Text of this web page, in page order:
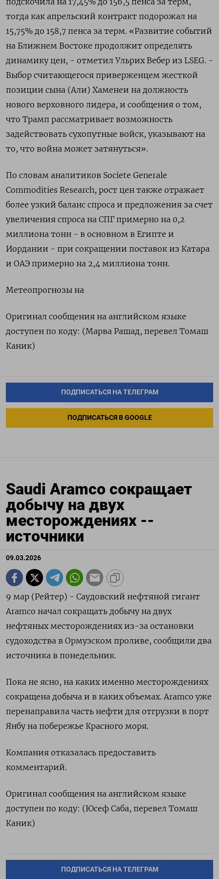
тогда как апрельский контракт подорожал на
15,75% до 158,7 пенса за терм. «Развитие событий
на ​Ближнем Востоке продолжит ​определять
динамику цен, - ‌отметил Ульрих Вебер из LSEG. -
Выбор считающегося приверженцем жесткой ​
позиции сына (Али) Хаменеи на должность
нового верховного лидера, и сообщения о том,
что Трамп рассматривает возможность
задействовать сухопутные войск, указывают на
то, что война может затянуться».
По словам аналитиков Societe Generale
Commodities Research, рост цен также отражает
более узкий баланс ​спроса и ⁠предложения за счет
увеличения спроса на СПГ примерно на 0,2
миллиона тонн - в основном ‌в Египте и
Иордании - при сокращении поставок ‌из Катара
и ОАЭ примерно на 2,4 миллиона тонн.
Метеопрогнозы на
Оригинал ​сообщения на английском языке
доступен по ‌коду: (Марва Рашад, перевел Томаш
Каник)
ПОДПИСАТЬСЯ НА ТЕЛЕГРАМ
ПОДПИСАТЬСЯ В GOOGLE
Saudi Aramco сокращает
добычу на двух
месторождениях --
источники
09.03.2026
9 мар (Рейтер) - Саудовский нефтяной гигант
Aramco начал ‌сокращать добычу на двух ​
нефтяных месторождениях из-за ​остановки ​
судоходства ⁠в ‌Ормузском проливе, ‌сообщили два
источника в понедельник.
Пока ​не ‌ясно, на каких ​именно месторождениях
‌сокращена добыча и в каких объемах. ​Aramco ​уже
‌перенаправила часть ​нефти для отгрузки в порт
Янбу на побережье Красного моря.
Компания отказалась ​предоставить
⁠комментарий.
Оригинал сообщения на английском ‌языке
‌доступен по коду: (Юсеф ​Саба, перевел ‌Томаш
Каник)
ПОДПИСАТЬСЯ НА ТЕЛЕГРАМ